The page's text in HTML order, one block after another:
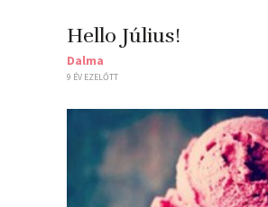
Hello Július!
Dalma
9 ÉV EZELŐTT